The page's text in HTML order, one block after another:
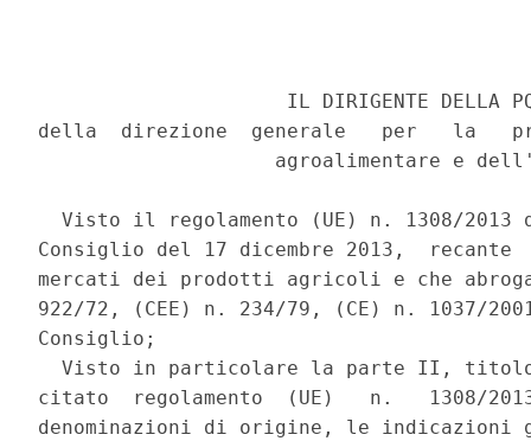
IL DIRIGENTE DELLA
della  direzione  generale   per   la
agroalimentare e
Visto il regolamento (UE) n. 1308/2013
Consiglio del 17 dicembre 2013,  recante
mercati dei prodotti agricoli e che
922/72, (CEE) n. 234/79, (CE) n. 1037/
Consiglio;
Visto in particolare la parte II,
citato  regolamento  (UE)   n.   1308/
denominazioni di origine, le indicazioni